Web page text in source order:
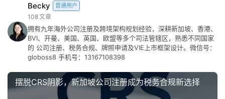
Becky 普通用户
108文章
拥有九年海外公司注册及跨境架构规划经验，深耕新加坡、香港、
BVI、开曼、美国、英国、欧盟等多个司法管辖区，熟悉不同国家
的 公司注册、税务合规、牌照申请及VIE上市框架设计。微信号：
globoss8 手机号：13167108398
摆脱CRS阴影，新加坡公司注册成为税务合规新选择